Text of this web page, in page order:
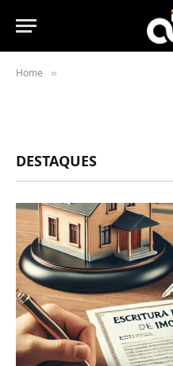
Home »
DESTAQUES